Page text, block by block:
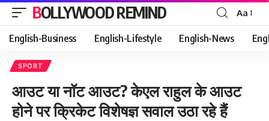
BOLLYWOOD REMIND
Font
Resizer
Aa
English-Business English-Lifestyle English-News
SPORT
आउट या नॉट आउट? केएल राहुल के आउट
होने पर क्रिकेट विशेषज्ञ सवाल उठा रहे हैं